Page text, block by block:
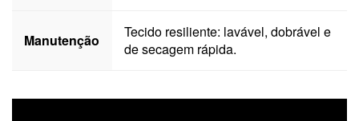
Manutenção
Tecido resiliente: lavável, dobrável e
de secagem rápida.